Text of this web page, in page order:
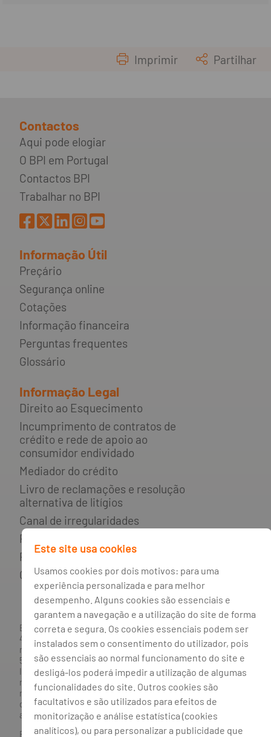
Imprimir Partilhar
Contactos
Aqui pode elogiar
O BPI em Portugal
Contactos BPI
Trabalhar no BPI
Informação Útil
Preçário
Segurança online
Cotações
Informação financeira
Perguntas frequentes
Glossário
Informação Legal
Direito ao Esquecimento
Incumprimento de contratos de
crédito e rede de apoio ao
consumidor endividado
Mediador do crédito
Livro de reclamações e resolução
alternativa de litígios
Canal de irregularidades
Política de privacidade
Política de cookies
Gestão de cookies
BANCO BPI, S.A., com sede na Avenida da Boavista, 1117,
4100-129 Porto; Capital Social: € 1 293 063 324,98; matriculada
na CRC Porto sob o número de matrícula PTIRNMJ 501 214
534, como o número de identificação fiscal 501 214 534.
Intermediário financeiro registado na CMVM com o n° 300 e
no Banco de Portugal sob o código n° 10. Agente de Seguros
n.º 419527591, registado junto da Autoridade de Supervisão
de Seguros e Fundos de Pensões em 21/01/2019, e autorizado
a exercer atividade nos Ramos de Seguro Vida e Não Vida.
Banco BPI ©. Todos os direitos reservados.
Este site usa cookies
Usamos cookies por dois motivos: para uma
experiência personalizada e para melhor
desempenho. Alguns cookies são essenciais e
garantem a navegação e a utilização do site de forma
correta e segura. Os cookies essenciais podem ser
instalados sem o consentimento do utilizador, pois
são essenciais ao normal funcionamento do site e
desligá-los poderá impedir a utilização de algumas
funcionalidades do site. Outros cookies são
facultativos e são utilizados para efeitos de
monitorização e análise estatística (cookies
analíticos), ou para personalizar a publicidade que